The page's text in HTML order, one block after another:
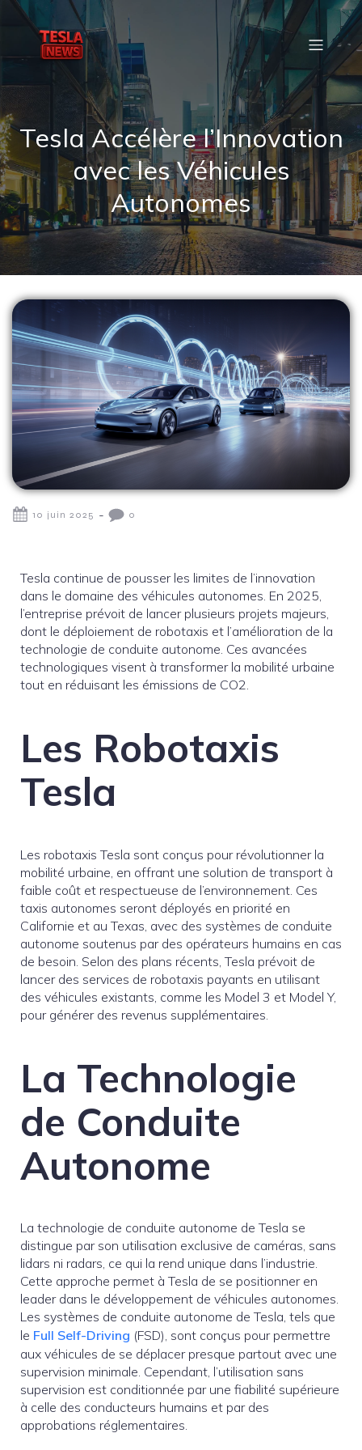
Tesla Accélère l’Innovation
avec les Véhicules
Autonomes
10 juin 2025 - 0
Tesla continue de pousser les limites de l’innovation
dans le domaine des véhicules autonomes. En 2025,
l’entreprise prévoit de lancer plusieurs projets majeurs,
dont le déploiement de robotaxis et l’amélioration de la
technologie de conduite autonome. Ces avancées
technologiques visent à transformer la mobilité urbaine
tout en réduisant les émissions de CO2.
Les Robotaxis
Tesla
Les robotaxis Tesla sont conçus pour révolutionner la
mobilité urbaine, en offrant une solution de transport à
faible coût et respectueuse de l’environnement. Ces
taxis autonomes seront déployés en priorité en
Californie et au Texas, avec des systèmes de conduite
autonome soutenus par des opérateurs humains en cas
de besoin. Selon des plans récents, Tesla prévoit de
lancer des services de robotaxis payants en utilisant
des véhicules existants, comme les Model 3 et Model Y,
pour générer des revenus supplémentaires.
La Technologie
de Conduite
Autonome
La technologie de conduite autonome de Tesla se
distingue par son utilisation exclusive de caméras, sans
lidars ni radars, ce qui la rend unique dans l’industrie.
Cette approche permet à Tesla de se positionner en
leader dans le développement de véhicules autonomes.
Les systèmes de conduite autonome de Tesla, tels que
le Full Self-Driving (FSD), sont conçus pour permettre
aux véhicules de se déplacer presque partout avec une
supervision minimale. Cependant, l’utilisation sans
supervision est conditionnée par une fiabilité supérieure
à celle des conducteurs humains et par des
approbations réglementaires.